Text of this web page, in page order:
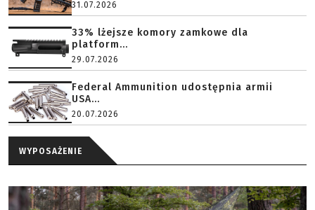
31.07.2026
33% lżejsze komory zamkowe dla
platform...
29.07.2026
Federal Ammunition udostępnia armii
USA...
20.07.2026
WYPOSAŻENIE